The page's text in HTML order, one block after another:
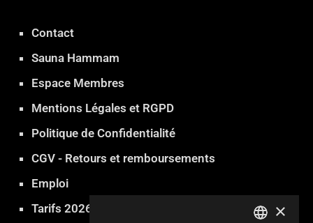
Contact
Sauna Hammam
Espace Membres
Mentions Légales et RGPD
Politique de Confidentialité
CGV - Retours et remboursements
Emploi
Tarifs 2026
×